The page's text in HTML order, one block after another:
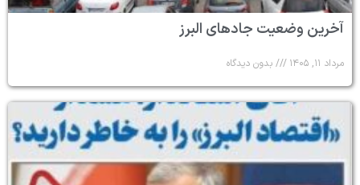
آخرین وضعیت جادهای البرز
مرداد ۱۱, ۱۴۰۵ بدون دیدگاه